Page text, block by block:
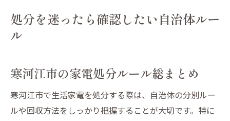
処分を迷ったら確認したい自治体ルー
ル
寒河江市の家電処分ルール総まとめ
寒河江市で生活家電を処分する際は、自治体の分別ルー
ルや回収方法をしっかり把握することが大切です。特に